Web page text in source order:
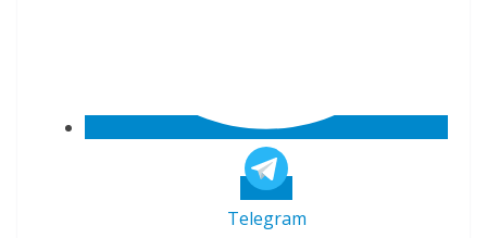
Telegram